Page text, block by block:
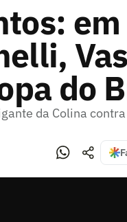
do
da Colina